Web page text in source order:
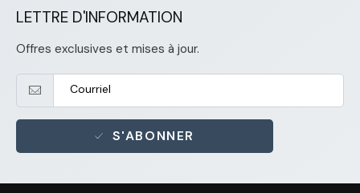
LETTRE D'INFORMATION
Offres exclusives et mises à jour.
S'ABONNER